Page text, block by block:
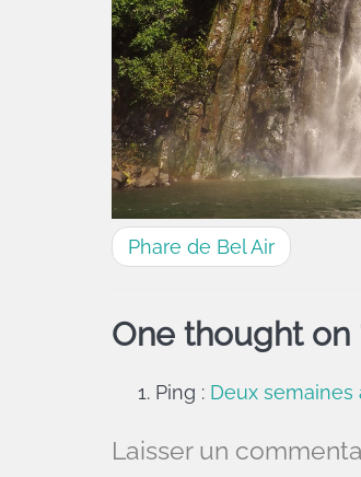
Phare de Bel Air
One thought on
Ping : Deux
Laisser un